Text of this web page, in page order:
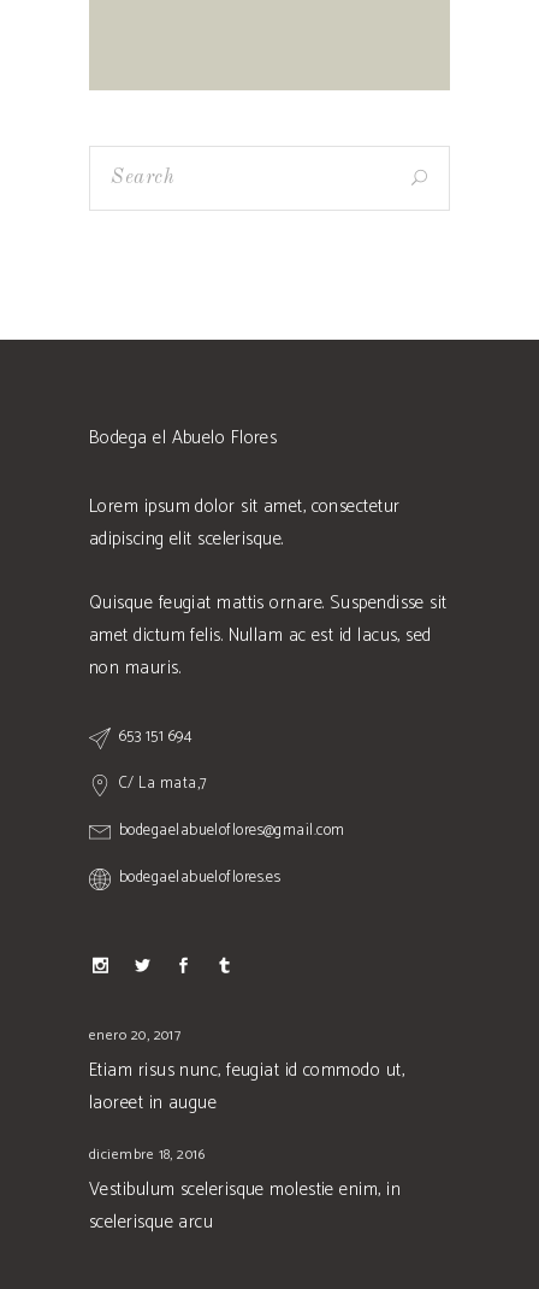
Bodega el Abuelo Flores
Lorem ipsum dolor sit amet, consectetur
adipiscing elit scelerisque.
Quisque feugiat mattis ornare. Suspendisse sit
amet dictum felis. Nullam ac est id lacus, sed
non mauris.
653 151 694
C/ La mata,7
bodegaelabueloflores@gmail.com
bodegaelabueloflores.es
enero 20, 2017
Etiam risus nunc, feugiat id commodo ut,
laoreet in augue
diciembre 18, 2016
Vestibulum scelerisque molestie enim, in
scelerisque arcu